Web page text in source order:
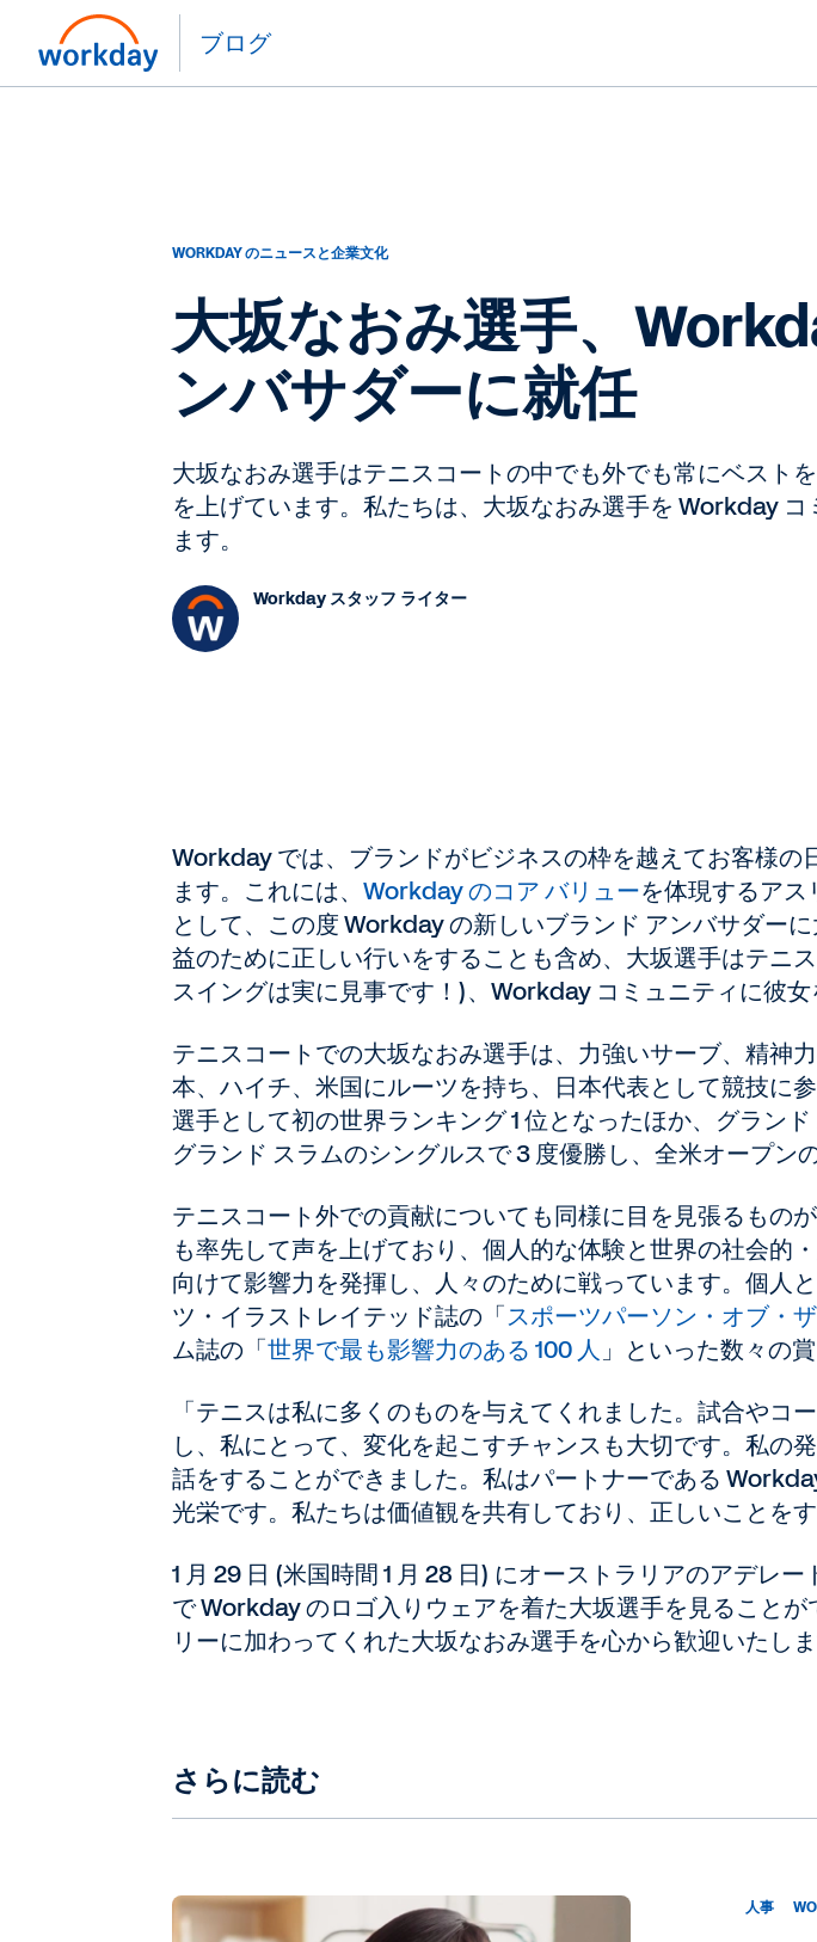
ブログ
WORKDAY のニュースと企業文化
大坂なおみ選手、
ンバサダーに就任
大坂なおみ選手はテニスコートの中でも外でも常にベスト
を上げています。私たちは、大坂なおみ選手を Workday
ます。
Workday スタッフ ライター
Workday では、ブランドがビジネスの枠を越えてお客様
ます。これには、 Workday のコア バリューを体現するア
として、この度 Workday の新しいブランド アンバサダー
益のために正しい行いをすることも含め、大坂選手はテニ
スイングは実に見事です！)、Workday コミュニティに彼女
テニスコートでの大坂なおみ選手は、力強いサーブ、精神
本、ハイチ、米国にルーツを持ち、日本代表として競技に
選手として初の世界ランキング 1 位となったほか、グラン
グランド スラムのシングルスで 3 度優勝し、全米オープン
テニスコート外での貢献についても同様に目を見張るもの
も率先して声を上げており、個人的な体験と世界の社会的
向けて影響力を発揮し、人々のために戦っています。 個人
ツ・イラストレイテッド誌の「スポーツパーソン・オブ・
ム誌の「世界で最も影響力のある 100 人 」といった数々の
「テニスは私に多くのものを与えてくれました。試合や
し、私にとって、変化を起こすチャンスも大切です。私の
話をすることができました。私はパートナーである
光栄です。私たちは価値観を共有しており、正しいことを
1 月 29 日 (米国時間 1 月 28 日) にオーストラリアのアデレ
で Workday のロゴ入りウェアを着た大坂選手を見ることが
リーに加わってくれた大坂なおみ選手を心から歓迎いたしま
さらに読む
人事